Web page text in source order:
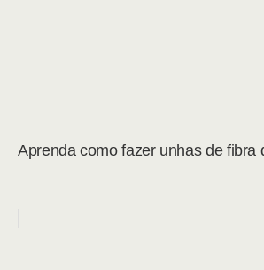
Aprenda como fazer unhas de fibra